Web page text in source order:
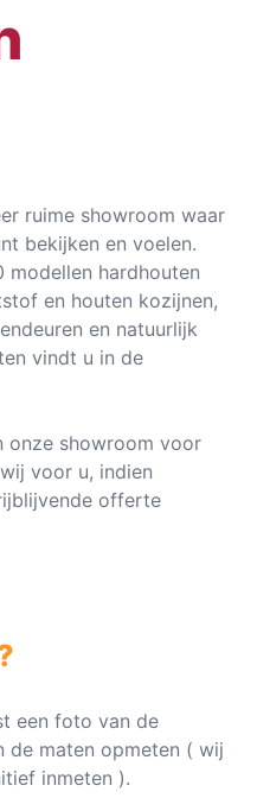
ruime showroom waar
bekijken en voelen.
modellen hardhouten
en houten kozijnen,
en natuurlijk
vindt u in de
onze showroom voor
voor u, indien
offerte
een foto van de
de maten opmeten ( wij
inmeten ).